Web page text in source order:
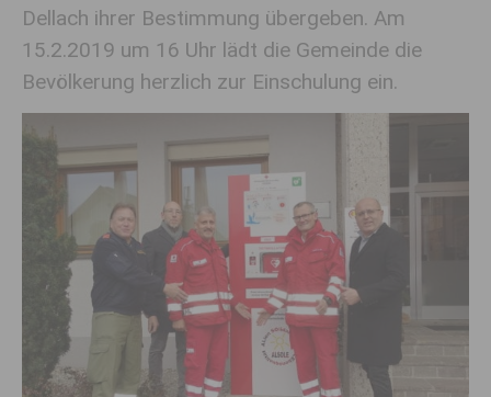
Dellach ihrer Bestimmung übergeben. Am
15.2.2019 um 16 Uhr lädt die Gemeinde die
Bevölkerung herzlich zur Einschulung ein.